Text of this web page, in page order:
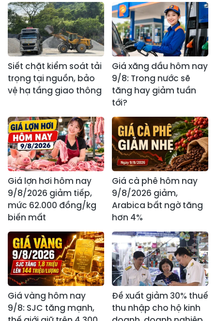
Siết chặt kiểm soát tải
trọng tại nguồn, bảo
vệ hạ tầng giao thông
Giá xăng dầu hôm nay
9/8: Trong nước sẽ
tăng hay giảm tuần
tới?
Giá lợn hơi hôm nay
9/8/2026 giảm tiếp,
mức 62.000 đồng/kg
biến mất
Giá cà phê hôm nay
9/8/2026 giảm,
Arabica bất ngờ tăng
hơn 4%
Giá vàng hôm nay
9/8: SJC tăng mạnh,
Đề xuất giảm 30% thuế
thu nhập cho hộ kinh